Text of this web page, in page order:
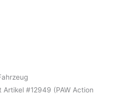
#12949 (PAW Action